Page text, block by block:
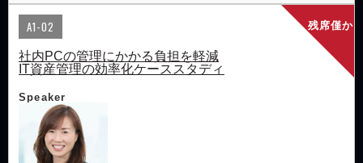
残席僅か
A1-02
社内PCの管理にかかる負担を軽減
IT資産管理の効率化ケーススタディ
Speaker